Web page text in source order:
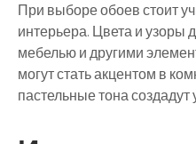
При выборе обоев стоит
интерьера. Цвета и узоры
мебелью и другими
могут стать акцентом в
пастельные тона